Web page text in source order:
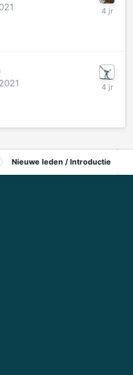
Nieuwe leden / Introductie